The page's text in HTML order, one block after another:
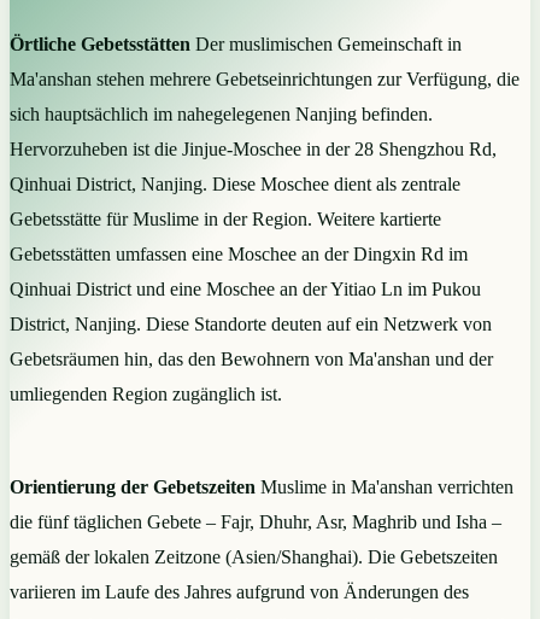
Örtliche Gebetsstätten Der muslimischen Gemeinschaft in
Ma'anshan stehen mehrere Gebetseinrichtungen zur Verfügung, die
sich hauptsächlich im nahegelegenen Nanjing befinden.
Hervorzuheben ist die Jinjue-Moschee in der 28 Shengzhou Rd,
Qinhuai District, Nanjing. Diese Moschee dient als zentrale
Gebetsstätte für Muslime in der Region. Weitere kartierte
Gebetsstätten umfassen eine Moschee an der Dingxin Rd im
Qinhuai District und eine Moschee an der Yitiao Ln im Pukou
District, Nanjing. Diese Standorte deuten auf ein Netzwerk von
Gebetsräumen hin, das den Bewohnern von Ma'anshan und der
umliegenden Region zugänglich ist.
Orientierung der Gebetszeiten Muslime in Ma'anshan verrichten
die fünf täglichen Gebete – Fajr, Dhuhr, Asr, Maghrib und Isha –
gemäß der lokalen Zeitzone (Asien/Shanghai). Die Gebetszeiten
variieren im Laufe des Jahres aufgrund von Änderungen des